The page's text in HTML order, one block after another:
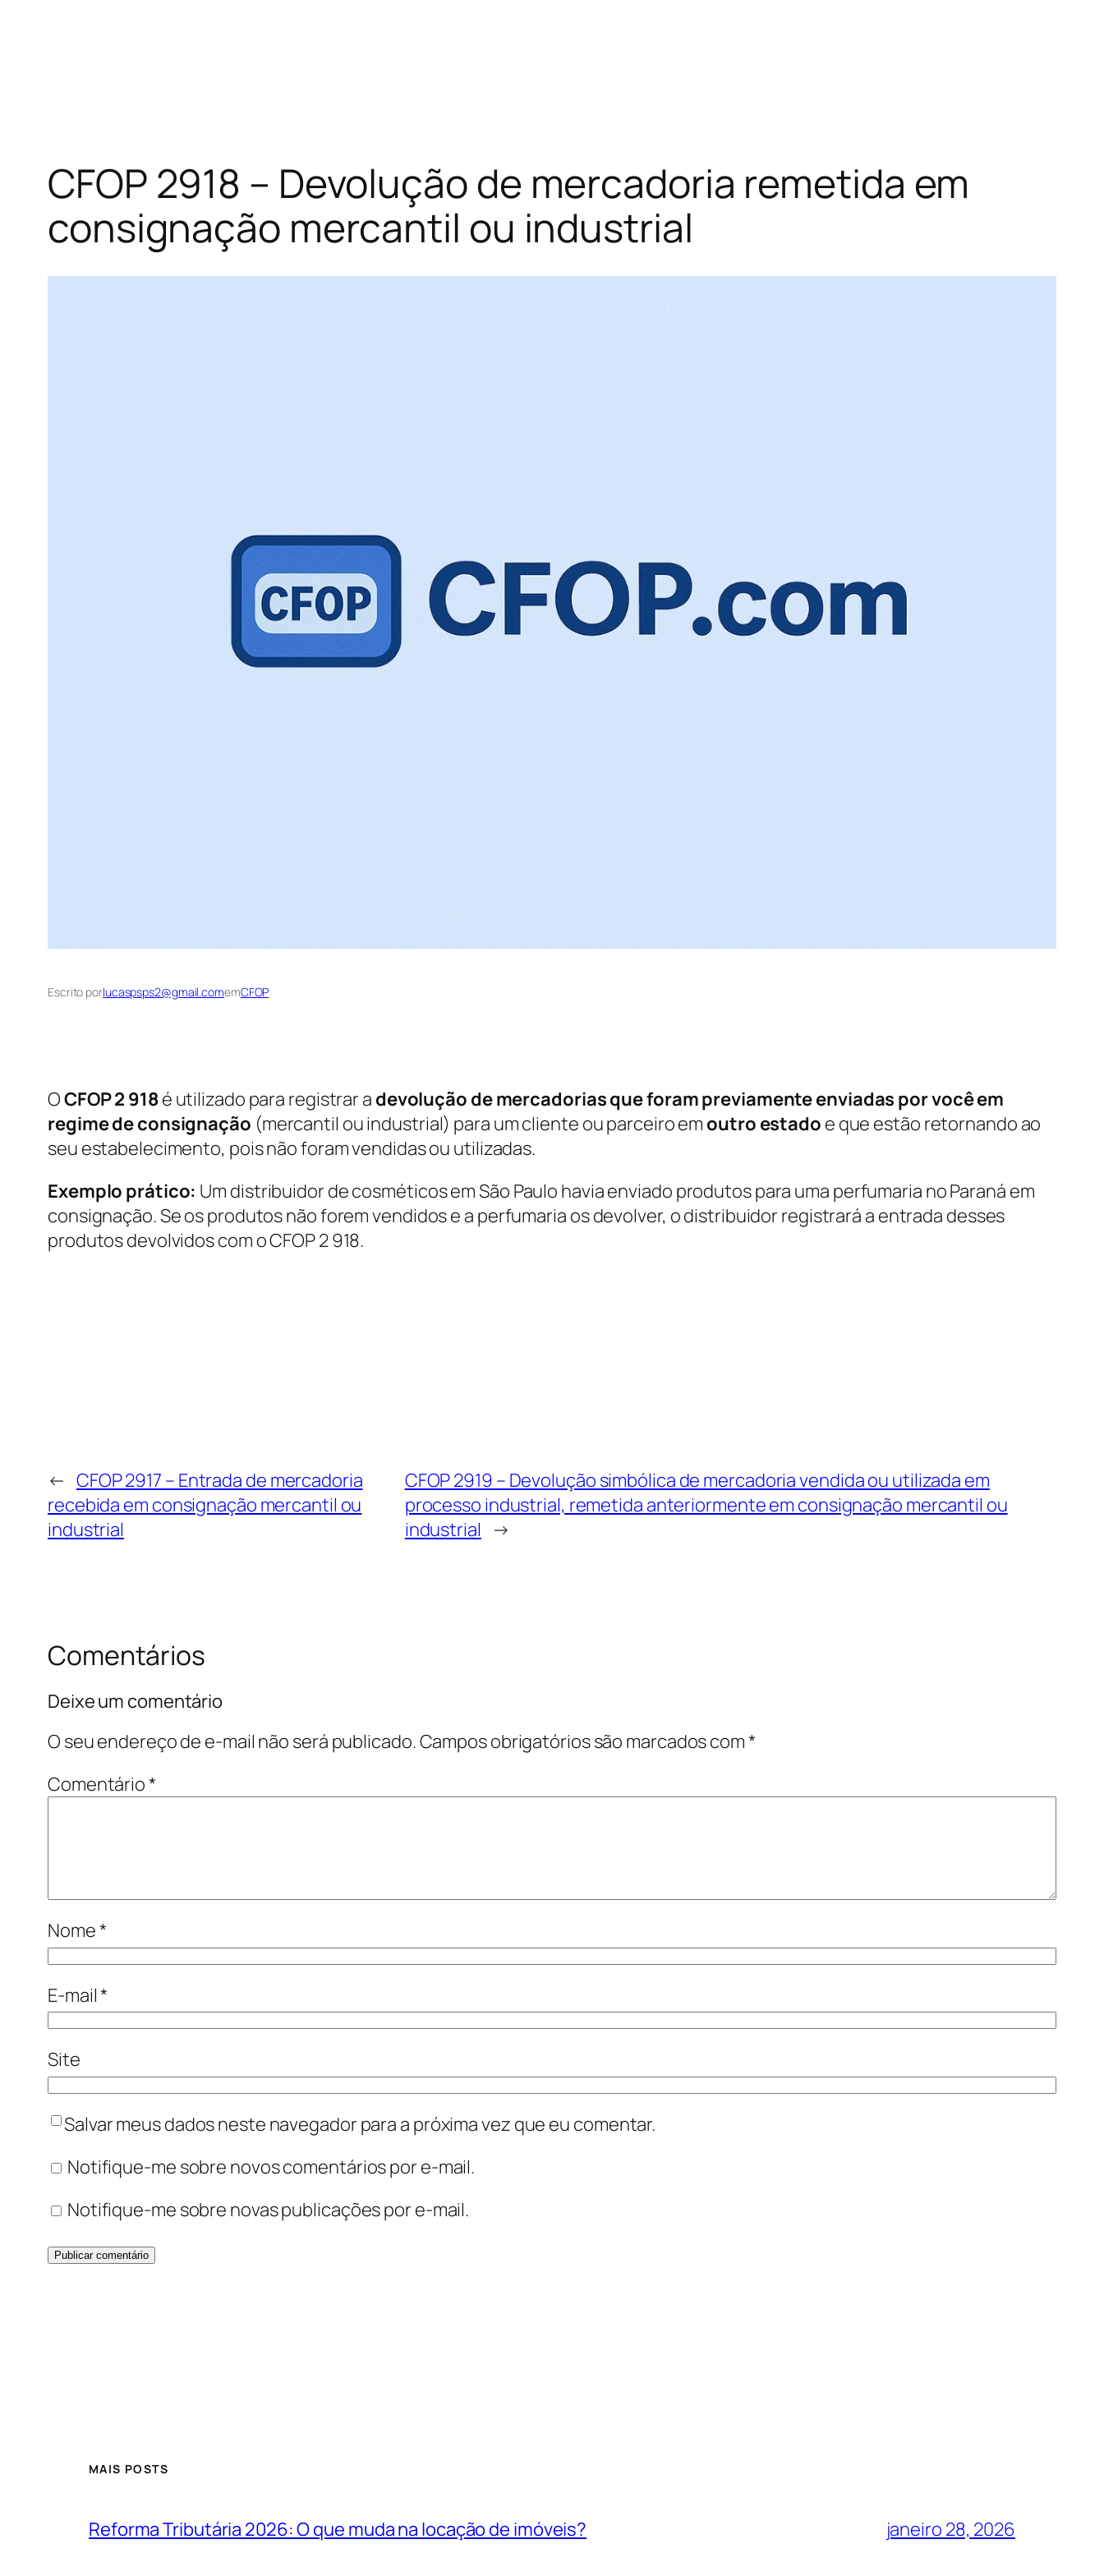
CFOP 2918 – Devolução de mercadoria remetida em
consignação mercantil ou industrial
Escrito porlucaspsps2@gmail.comemCFOP
OCFOP 2 918é utilizado para registrar a devolução de mercadorias que foram previamente enviadas por você em
regime de consignação (mercantil ou industrial) para um cliente ou parceiro em outro estado e que estão retornando ao
seu estabelecimento, pois não foram vendidas ou utilizadas.
Exemplo prático: Um distribuidor de cosméticos em São Paulo havia enviado produtos para uma perfumaria no Paraná em
consignação. Se os produtos não forem vendidos e a perfumaria os devolver, o distribuidor registrará a entrada desses
produtos devolvidos com o CFOP 2 918.
← CFOP 2917 – Entrada de mercadoria
recebida em consignação mercantil ou
industrial
CFOP 2919 – Devolução simbólica de mercadoria vendida ou utilizada em
processo industrial, remetida anteriormente em consignação mercantil ou
industrial →
Comentários
Deixe um comentário
O seu endereço de e-mail não será publicado.Campos obrigatórios são marcados com*
Comentário*
Nome*
E-mail*
Site
Salvar meus dados neste navegador para a próxima vez que eu comentar.
Notifique-me sobre novos comentários por e-mail.
Notifique-me sobre novas publicações por e-mail.
MAIS POSTS
Reforma Tributária 2026: O que muda na locação de imóveis? janeiro 28, 2026